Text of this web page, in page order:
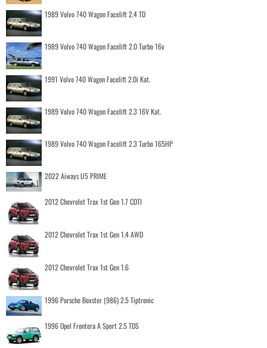
1989 Volvo 740 Wagon Facelift 2.4 TD
1989 Volvo 740 Wagon Facelift 2.0 Turbo 16v
1991 Volvo 740 Wagon Facelift 2.0i Kat.
1989 Volvo 740 Wagon Facelift 2.3 16V Kat.
1989 Volvo 740 Wagon Facelift 2.3 Turbo 165HP
2022 Aiways U5 PRIME
2012 Chevrolet Trax 1st Gen 1.7 CDTI
2012 Chevrolet Trax 1st Gen 1.4 AWD
2012 Chevrolet Trax 1st Gen 1.6
1996 Porsche Boxster (986) 2.5 Tiptronic
1996 Opel Frontera A Sport 2.5 TDS